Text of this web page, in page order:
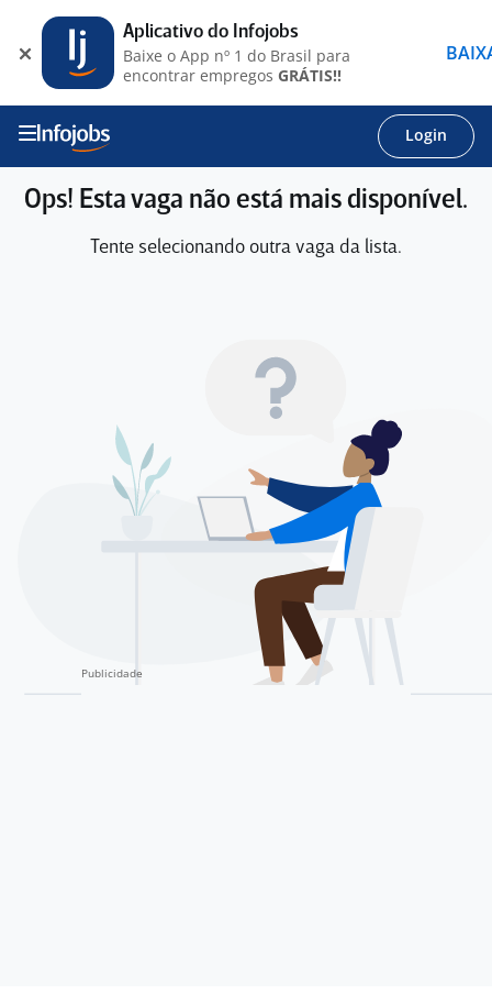
Login
Ops! Esta vaga não está mais disponível.
Tente selecionando outra vaga da lista.
Aplicativo do Infojobs
Baixe o App nº 1 do Brasil para
encontrar empregos GRÁTIS!!